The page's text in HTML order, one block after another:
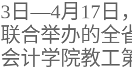
日—4月17日
合举办的全
计学院教工